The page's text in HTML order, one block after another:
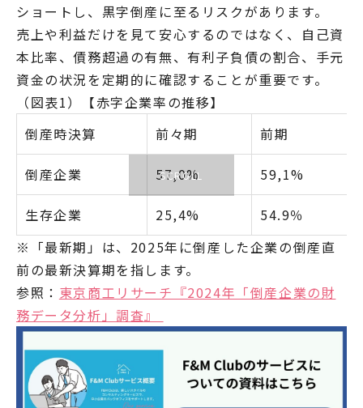
ショートし、黒字倒産に至るリスクがあります。
売上や利益だけを見て安心するのではなく、自己資
本比率、債務超過の有無、有利子負債の割合、手元
資金の状況を定期的に確認することが重要です。
（図表1）【赤字企業率の推移】
倒産時決算
前々期 前期
倒産企業 57,0% 59,1%
生存企業 25,4%
54.9％
※「最新期」は、2025年に倒産した企業の倒産直
前の最新決算期を指します。
参照： 東京商工リサーチ『2024年「倒産企業の財
務データ分析」調査』